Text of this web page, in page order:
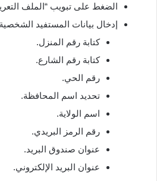
الضغط على تبويب “الملف
إدخال بيانات المستفيد
كتابة رقم المنزل.
كتابة رقم الشارع.
رقم الحي.
تحديد اسم المحافظة.
اسم الولاية.
رقم الرمز البريدي.
عنوان صندوق البريد.
عنوان البريد الإلكتروني.